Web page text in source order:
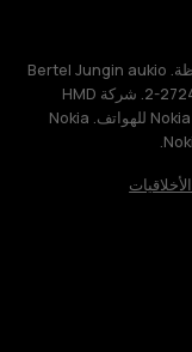
TM و © 2026 HMD Global. جميع الحقوق محفوظة. Bertel Jungin aukio
9, 02600 Espoo, Finland. مُعرِّف الشركة: 2724044-2. شركة HMD
Global Oy حاصلة على ترخيص من الاسم التجاري Nokia للهواتف. Nokia
الأخلاقيات